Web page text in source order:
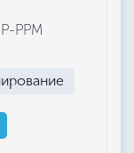
PPM